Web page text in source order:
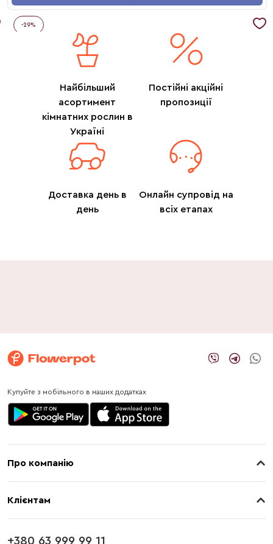
-29%
Найбільший
асортимент
кімнатних рослин в
Україні
Постійні акційні
пропозиції
Доставка день в
день
Онлайн супровід на
всіх етапах
Купуйте з мобільного в наших додатках
Про компанію
Клієнтам
+380 63 999 99 11